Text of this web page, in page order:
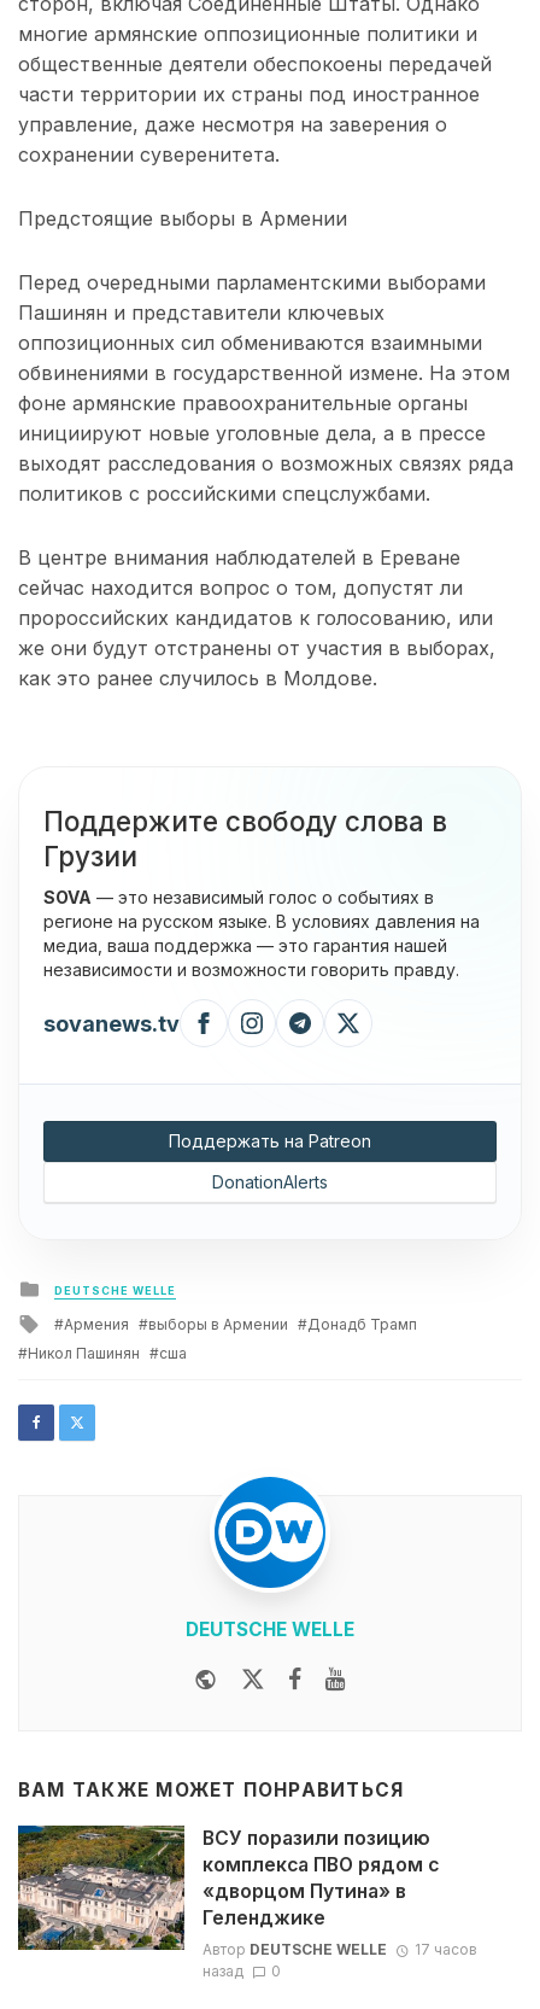
многие армянские оппозиционные политики и
общественные деятели обеспокоены передачей
части территории их страны под иностранное
управление, даже несмотря на заверения о
сохранении суверенитета.
Предстоящие выборы в Армении
Перед очередными парламентскими выборами
Пашинян и представители ключевых
оппозиционных сил обмениваются взаимными
обвинениями в государственной измене. На этом
фоне армянские правоохранительные органы
инициируют новые уголовные дела, а в прессе
выходят расследования о возможных связях ряда
политиков с российскими спецслужбами.
В центре внимания наблюдателей в Ереване
сейчас находится вопрос о том, допустят ли
пророссийских кандидатов к голосованию, или
же они будут отстранены от участия в выборах,
как это ранее случилось в Молдове.
Поддержите свободу слова в
Грузии
SOVA — это независимый голос о событиях в
регионе на русском языке. В условиях давления на
медиа, ваша поддержка — это гарантия нашей
независимости и возможности говорить правду.
sovanews.tv
Поддержать на Patreon
DonationAlerts
Posted
in
DEUTSCHE WELLE
Tagged
with
Армения выборы в Армении
Донадб Трамп
Никол Пашинян
сша
DEUTSCHE WELLE
WebsiteTwitterFacebook
ВАМ ТАКЖЕ МОЖЕТ ПОНРАВИТЬСЯ
ВСУ поразили позицию
комплекса ПВО рядом с
«дворцом Путина» в
Геленджике
Автор DEUTSCHE WELLE
17 часов
назад
0